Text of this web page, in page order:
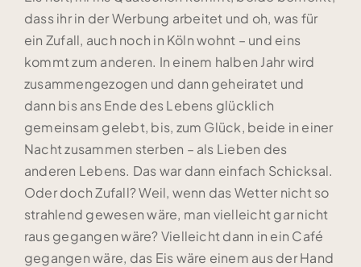
dass ihr in der Werbung arbeitet und oh, was für
ein Zufall, auch noch in Köln wohnt – und eins
kommt zum anderen. In einem halben Jahr wird
zusammengezogen und dann geheiratet und
dann bis ans Ende des Lebens glücklich
gemeinsam gelebt, bis, zum Glück, beide in einer
Nacht zusammen sterben – als Lieben des
anderen Lebens. Das war dann einfach Schicksal.
Oder doch Zufall? Weil, wenn das Wetter nicht so
strahlend gewesen wäre, man vielleicht gar nicht
raus gegangen wäre? Vielleicht dann in ein Café
gegangen wäre, das Eis wäre einem aus der Hand